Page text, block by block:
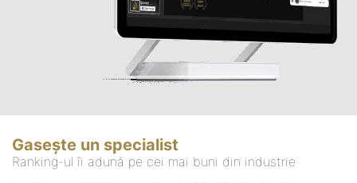
Gasește un specialist
Ranking-ul îi adună pe cei mai buni din industrie